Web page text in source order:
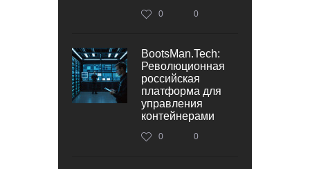
0 0
BootsMan.Tech:
Революционная
российская
платформа для
управления
контейнерами
0 0